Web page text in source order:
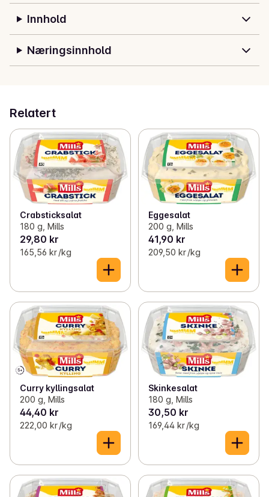
Innhold
Næringsinnhold
Relatert
Crabsticksalat
180 g, Mills
29,80 kr
165,56 kr /kg
Eggesalat
200 g, Mills
41,90 kr
209,50 kr /kg
Curry kyllingsalat
200 g, Mills
44,40 kr
222,00 kr /kg
Skinkesalat
180 g, Mills
30,50 kr
169,44 kr /kg